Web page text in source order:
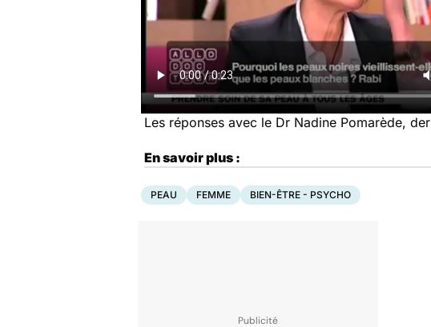
Les réponses avec le Dr Nadine Pomarède,
En savoir plus :
PEAU FEMME BIEN-ÊTRE - PSYCHO